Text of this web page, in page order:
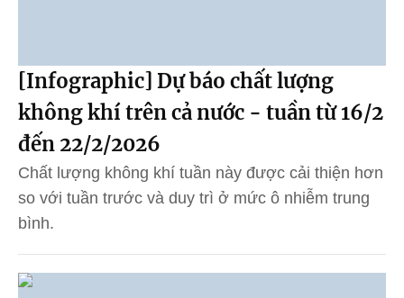
[Infographic] Dự báo chất lượng
không khí trên cả nước - tuần từ 16/2
đến 22/2/2026
Chất lượng không khí tuần này được cải thiện hơn
so với tuần trước và duy trì ở mức ô nhiễm trung
bình.